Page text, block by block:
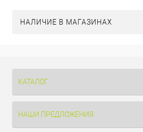
НАЛИЧИЕ В МАГАЗИНАХ
КАТАЛОГ
НАШИ ПРЕДЛОЖЕНИЯ